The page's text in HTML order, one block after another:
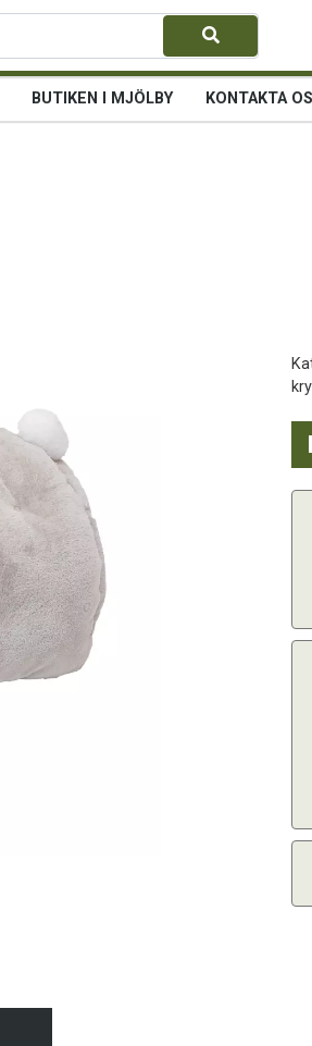
BUTIKEN I MJÖLBY KONTAKTA